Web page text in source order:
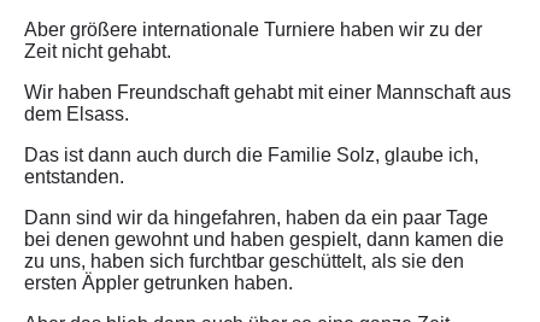
Aber größere internationale Turniere haben wir zu der
Zeit nicht gehabt.
Wir haben Freundschaft gehabt mit einer Mannschaft aus
dem Elsass.
Das ist dann auch durch die Familie Solz, glaube ich,
entstanden.
Dann sind wir da hingefahren, haben da ein paar Tage
bei denen gewohnt und haben gespielt, dann kamen die
zu uns, haben sich furchtbar geschüttelt, als sie den
ersten Äppler getrunken haben.